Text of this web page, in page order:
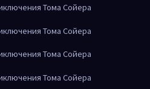
Тома Сойера
Тома Сойера
Тома Сойера
Тома Сойера